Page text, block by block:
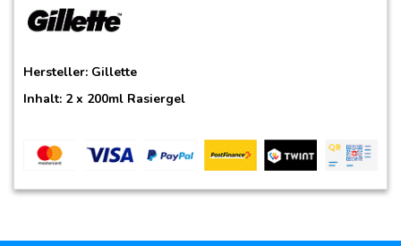
Hersteller: Gillette
Inhalt: 2 x 200ml Rasiergel